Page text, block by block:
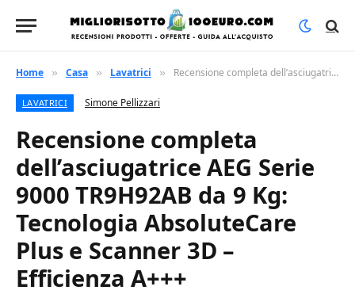
Home » Casa » Lavatrici » Recensione completa dell’asciugatrice AEG Serie 9000 TR9H92AB da 9 Kg: Tecnologia AbsoluteCare Plus e Scanner 3D – Efficienza A+++
LAVATRICI Simone Pellizzari
Recensione completa
dell’asciugatrice AEG Serie
9000 TR9H92AB da 9 Kg:
Tecnologia AbsoluteCare
Plus e Scanner 3D –
Efficienza A+++